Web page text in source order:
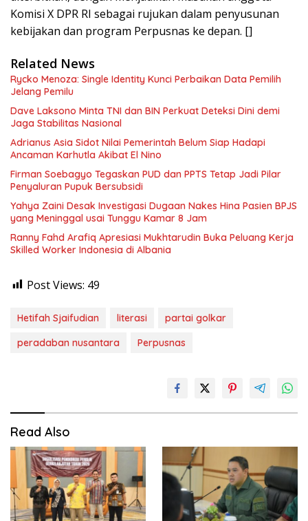
Komisi X DPR RI sebagai rujukan dalam penyusunan
kebijakan dan program Perpusnas ke depan. []
Related News
Rycko Menoza: Single Identity Kunci Perbaikan Data Pemilih
Jelang Pemilu
Dave Laksono Minta TNI dan BIN Perkuat Deteksi Dini demi
Jaga Stabilitas Nasional
Adrianus Asia Sidot Nilai Pemerintah Belum Siap Hadapi
Ancaman Karhutla Akibat El Nino
Firman Soebagyo Tegaskan PUD dan PPTS Tetap Jadi Pilar
Penyaluran Pupuk Bersubsidi
Yahya Zaini Desak Investigasi Dugaan Nakes Hina Pasien BPJS
yang Meninggal usai Tunggu Kamar 8 Jam
Ranny Fahd Arafiq Apresiasi Mukhtarudin Buka Peluang Kerja
Skilled Worker Indonesia di Albania
Post Views: 49
Hetifah Sjaifudian literasi
partai golkar
peradaban nusantara
Perpusnas
Read Also